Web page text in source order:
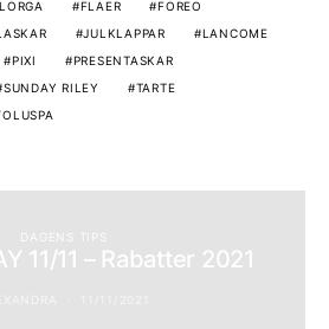
FLAER
FOREO
JULKLAPPAR
LANCOME
PIXI
PRESENTASKAR
SUNDAY RILEY
TARTE
DAGENS TIPS
11/11 – Rabatter 2021